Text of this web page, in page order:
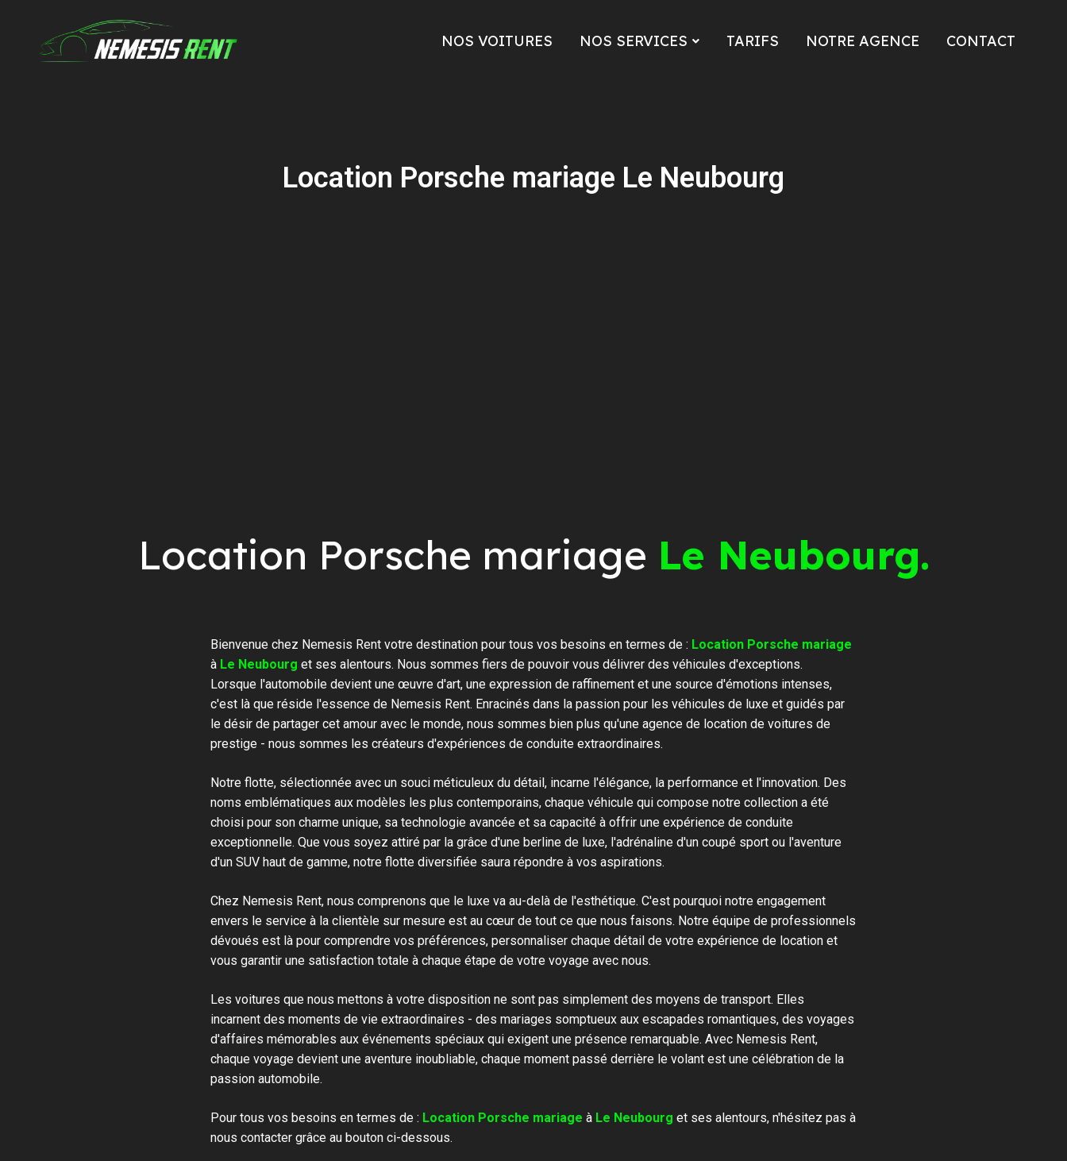
NOS VOITURES NOS SERVICES TARIFS NOTRE AGENCE CONTACT
Location Porsche mariage Le Neubourg
Location Porsche mariage Le Neubourg.
Bienvenue chez Nemesis Rent votre destination pour tous vos besoins en termes de : Location Porsche mariage
à Le Neubourg et ses alentours. Nous sommes fiers de pouvoir vous délivrer des véhicules d'exceptions.
Lorsque l'automobile devient une œuvre d'art, une expression de raffinement et une source d'émotions intenses,
c'est là que réside l'essence de Nemesis Rent. Enracinés dans la passion pour les véhicules de luxe et guidés par
le désir de partager cet amour avec le monde, nous sommes bien plus qu'une agence de location de voitures de
prestige - nous sommes les créateurs d'expériences de conduite extraordinaires.
Notre flotte, sélectionnée avec un souci méticuleux du détail, incarne l'élégance, la performance et l'innovation. Des
noms emblématiques aux modèles les plus contemporains, chaque véhicule qui compose notre collection a été
choisi pour son charme unique, sa technologie avancée et sa capacité à offrir une expérience de conduite
exceptionnelle. Que vous soyez attiré par la grâce d'une berline de luxe, l'adrénaline d'un coupé sport ou l'aventure
d'un SUV haut de gamme, notre flotte diversifiée saura répondre à vos aspirations.
Chez Nemesis Rent, nous comprenons que le luxe va au-delà de l'esthétique. C'est pourquoi notre engagement
envers le service à la clientèle sur mesure est au cœur de tout ce que nous faisons. Notre équipe de professionnels
dévoués est là pour comprendre vos préférences, personnaliser chaque détail de votre expérience de location et
vous garantir une satisfaction totale à chaque étape de votre voyage avec nous.
Les voitures que nous mettons à votre disposition ne sont pas simplement des moyens de transport. Elles
incarnent des moments de vie extraordinaires - des mariages somptueux aux escapades romantiques, des voyages
d'affaires mémorables aux événements spéciaux qui exigent une présence remarquable. Avec Nemesis Rent,
chaque voyage devient une aventure inoubliable, chaque moment passé derrière le volant est une célébration de la
passion automobile.
Pour tous vos besoins en termes de : Location Porsche mariage à Le Neubourg et ses alentours, n'hésitez pas à
nous contacter grâce au bouton ci-dessous.